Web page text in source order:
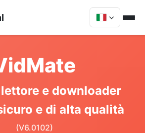
e downloader
e di alta qualità
(V6.0102)